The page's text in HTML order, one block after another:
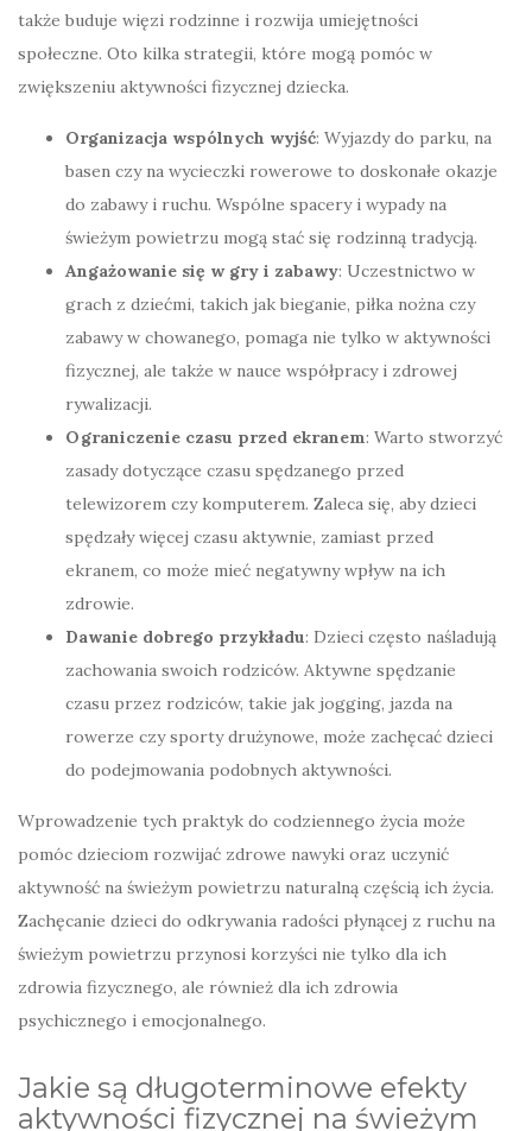
także buduje więzi rodzinne i rozwija umiejętności
społeczne. Oto kilka strategii, które mogą pomóc w
zwiększeniu aktywności fizycznej dziecka.
Organizacja wspólnych wyjść: Wyjazdy do parku, na
basen czy na wycieczki rowerowe to doskonałe okazje
do zabawy i ruchu. Wspólne spacery i wypady na
świeżym powietrzu mogą stać się rodzinną tradycją.
Angażowanie się w gry i zabawy: Uczestnictwo w
grach z dziećmi, takich jak bieganie, piłka nożna czy
zabawy w chowanego, pomaga nie tylko w aktywności
fizycznej, ale także w nauce współpracy i zdrowej
rywalizacji.
Ograniczenie czasu przed ekranem: Warto stworzyć
zasady dotyczące czasu spędzanego przed
telewizorem czy komputerem. Zaleca się, aby dzieci
spędzały więcej czasu aktywnie, zamiast przed
ekranem, co może mieć negatywny wpływ na ich
zdrowie.
Dawanie dobrego przykładu: Dzieci często naśladują
zachowania swoich rodziców. Aktywne spędzanie
czasu przez rodziców, takie jak jogging, jazda na
rowerze czy sporty drużynowe, może zachęcać dzieci
do podejmowania podobnych aktywności.
Wprowadzenie tych praktyk do codziennego życia może
pomóc dzieciom rozwijać zdrowe nawyki oraz uczynić
aktywność na świeżym powietrzu naturalną częścią ich życia.
Zachęcanie dzieci do odkrywania radości płynącej z ruchu na
świeżym powietrzu przynosi korzyści nie tylko dla ich
zdrowia fizycznego, ale również dla ich zdrowia
psychicznego i emocjonalnego.
Jakie są długoterminowe efekty
aktywności fizycznej na świeżym